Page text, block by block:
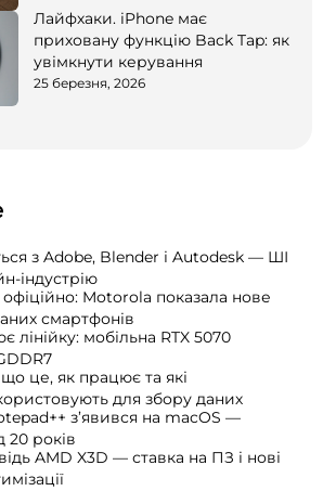
Лайфхаки. iPhone має
приховану функцію Back Tap: як
увімкнути керування
25 березня, 2026
з Adobe, Blender і Autodesk — ШІ
індустрію
офіційно: Motorola показала нове
смартфонів
лінійку: мобільна RTX 5070
це, як працює та які
для збору даних
з’явився на macOS —
20 років
AMD X3D — ставка на ПЗ і нові